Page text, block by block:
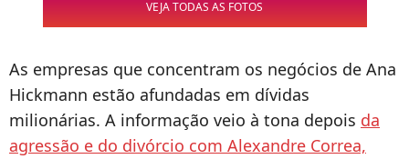
VEJA TODAS AS FOTOS
As empresas que concentram os negócios de Ana
Hickmann estão afundadas em dívidas
milionárias. A informação veio à tona depois da
agressão e do divórcio com Alexandre Correa,